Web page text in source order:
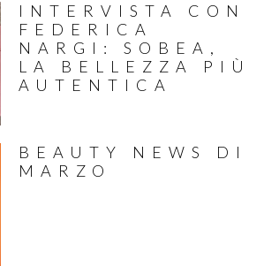
INTERVISTA CON
FEDERICA
NARGI: SOBEA,
LA BELLEZZA PIÙ
AUTENTICA
BEAUTY NEWS DI
MARZO